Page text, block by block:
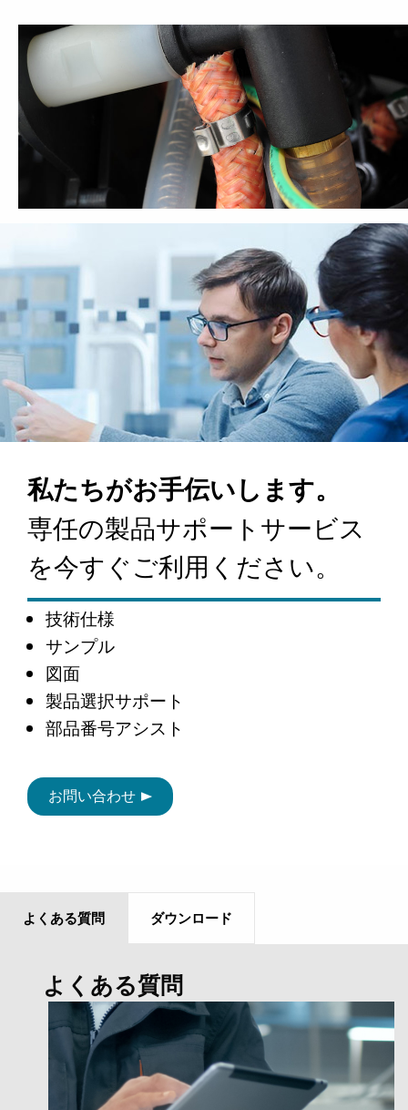
私たちがお手伝いします。
専任の製品サポートサービス
を今すぐご利用ください。
技術仕様
サンプル
図面
製品選択サポート
部品番号アシスト
お問い合わせ
よくある質問 ダウンロード
よくある質問